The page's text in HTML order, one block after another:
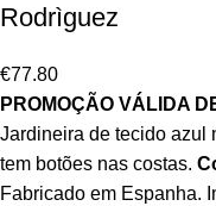
Rodrìguez
€77.80
PROMOÇÃO VÁLIDA
Jardineira de tecido azul
tem botões nas costas.
Fabricado em Espanha.